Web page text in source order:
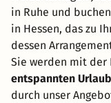
in Ruhe und
in Hessen, das zu
dessen
Sie werden mit der
entspannten
durch unser